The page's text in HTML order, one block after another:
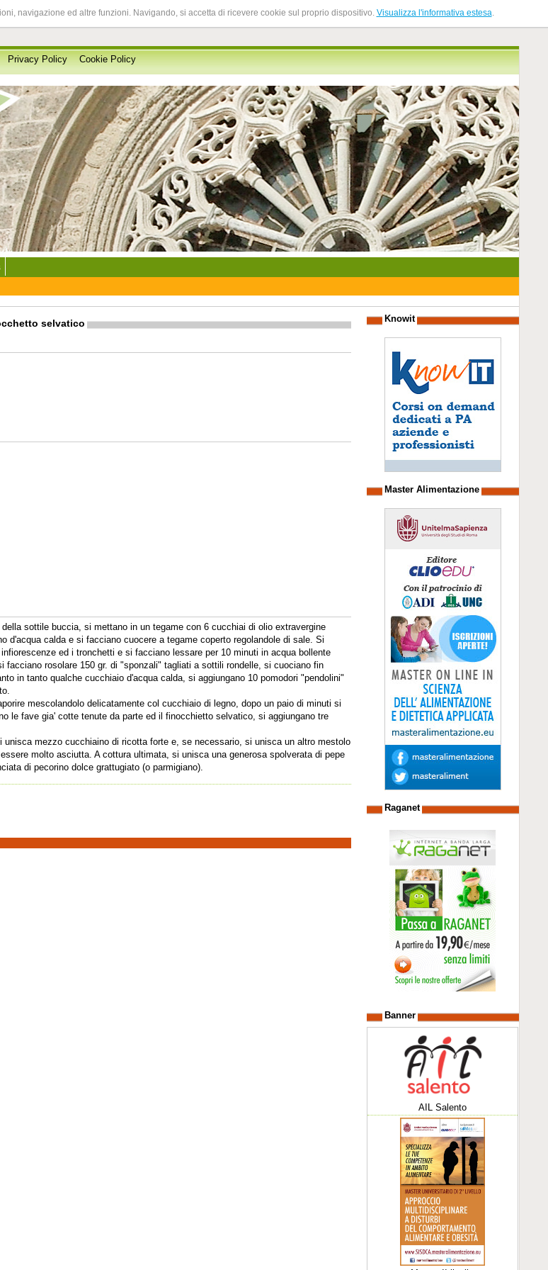
navigazione ed altre funzioni. Navigando, si accetta di ricevere cookie sul proprio dispositivo. Visualizza l'informativa estesa.
Privacy Policy Cookie Policy
selvatico
sottile buccia, si mettano in un tegame con 6 cucchiai di olio extravergine
d'acqua calda e si facciano cuocere a tegame coperto regolandole di sale. Si
ed i tronchetti e si facciano lessare per 10 minuti in acqua bollente
facciano rosolare 150 gr. di "sponzali" tagliati a sottili rondelle, si cuociano fin
in tanto qualche cucchiaio d'acqua calda, si aggiungano 10 pomodori "pendolini"
mescolandolo delicatamente col cucchiaio di legno, dopo un paio di minuti si
le fave gia' cotte tenute da parte ed il finocchietto selvatico, si aggiungano tre
mezzo cucchiaino di ricotta forte e, se necessario, si unisca un altro mestolo
molto asciutta. A cottura ultimata, si unisca una generosa spolverata di pepe
di pecorino dolce grattugiato (o parmigiano).
Knowit
Master Alimentazione
Raganet
Banner
AIL Salento